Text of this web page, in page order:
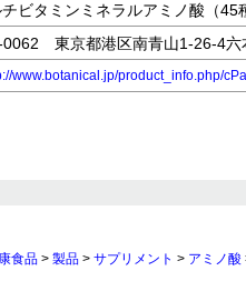
ビタミンミネラルアミノ酸（45
0062 東京都港区南青山1-26-4六
www.botanical.jp/product_info.php/
食品 > 製品 > サプリメント > アミノ酸